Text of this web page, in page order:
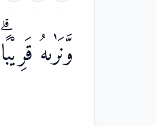
وَّنَرٰىهُ قَرِيْبًاۗ